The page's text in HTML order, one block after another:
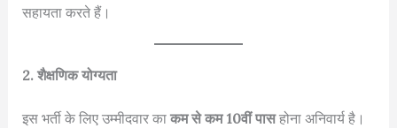
सहायता करते हैं।
2. शैक्षणिक योग्यता
इस भर्ती के लिए उम्मीदवार का कम से कम 10वीं पासहोना अनिवार्य है।